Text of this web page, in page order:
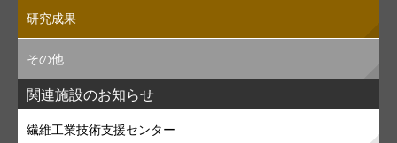
研究成果
その他
関連施設のお知らせ
繊維工業技術支援センター